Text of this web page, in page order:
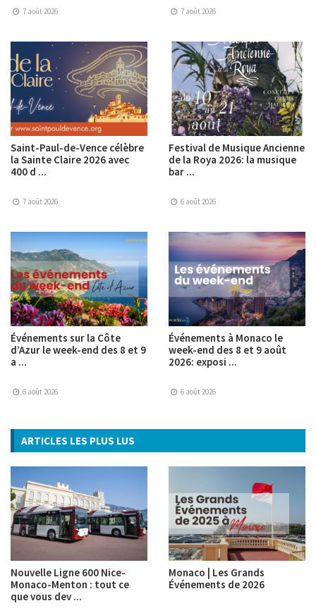
7 août 2026 7 août 2026
Saint-Paul-de-Vence célèbre
la Sainte Claire 2026 avec
400 d ...
7 août 2026
Festival de Musique Ancienne
de la Roya 2026: la musique
bar ...
6 août 2026
Événements sur la Côte
d’Azur le week-end des 8 et 9
a ...
6 août 2026
Événements à Monaco le
week-end des 8 et 9 août
2026: exposi ...
6 août 2026
ARTICLES LES PLUS LUS
Nouvelle Ligne 600 Nice-
Monaco-Menton : tout ce
que vous dev ...
Monaco | Les Grands
Événements de 2026